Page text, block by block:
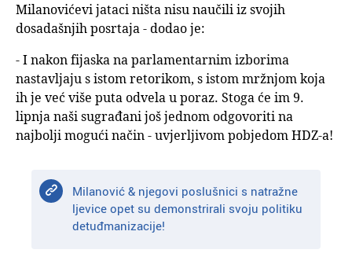
Milanovićevi jataci ništa nisu naučili iz svojih
dosadašnjih posrtaja - dodao je:
- I nakon fijaska na parlamentarnim izborima
nastavljaju s istom retorikom, s istom mržnjom koja
ih je već više puta odvela u poraz. Stoga će im 9.
lipnja naši sugrađani još jednom odgovoriti na
najbolji mogući način - uvjerljivom pobjedom HDZ-a!
Milanović & njegovi poslušnici s natražne
ljevice opet su demonstrirali svoju politiku
detuđmanizacije!